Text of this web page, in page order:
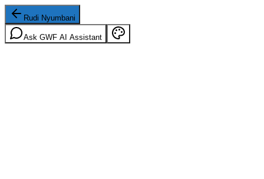
Rudi Nyumbani
Ask GWF AI Assistant